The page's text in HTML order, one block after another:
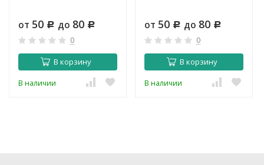
от 50 Р до 80 Р
0
В корзину
В наличии
от 50 Р до 80 Р
0
В корзину
В наличии